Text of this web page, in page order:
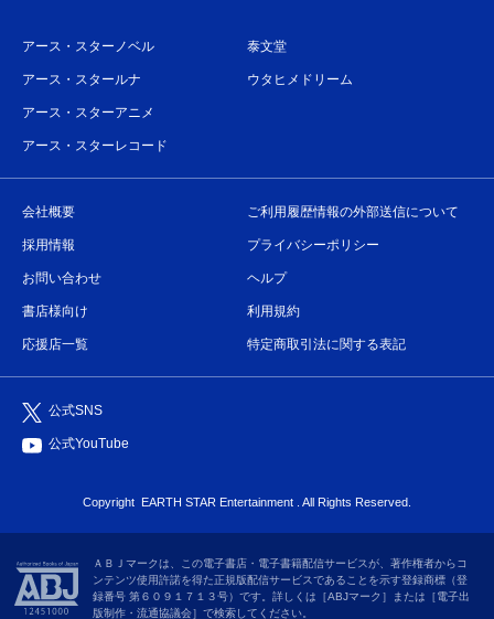
アース・スターノベル
アース・スタールナ
アース・スターアニメ
アース・スターレコード
泰文堂
ウタヒメドリーム
会社概要
採用情報
お問い合わせ
書店様向け
応援店一覧
ご利用履歴情報の外部送信について
プライバシーポリシー
ヘルプ
利用規約
特定商取引法に関する表記
公式SNS
公式YouTube
Copyright EARTH STAR Entertainment . All Rights Reserved.
ＡＢＪマークは、この電子書店・電子書籍配信サービスが、著作権者からコ
ンテンツ使用許諾を得た正規版配信サービスであることを示す登録商標（登
録番号 第６０９１７１３号）です。詳しくは［ABJマーク］または［電子出
版制作・流通協議会］で検索してください。